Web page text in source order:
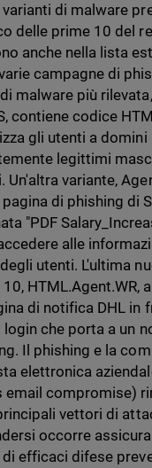
varianti di malware
delle prime 10 del
anche nella lista
campagne di
malware più
contiene codice
gli utenti a domini
legittimi
Un'altra variante,
pagina di phishing di
"PDF
alle
utenti. L'ultima
HTML.Agent.WR,
di notifica DHL in
login che porta a un
Il phishing e la
elettronica
email compromise)
vettori di
occorre
efficaci difese